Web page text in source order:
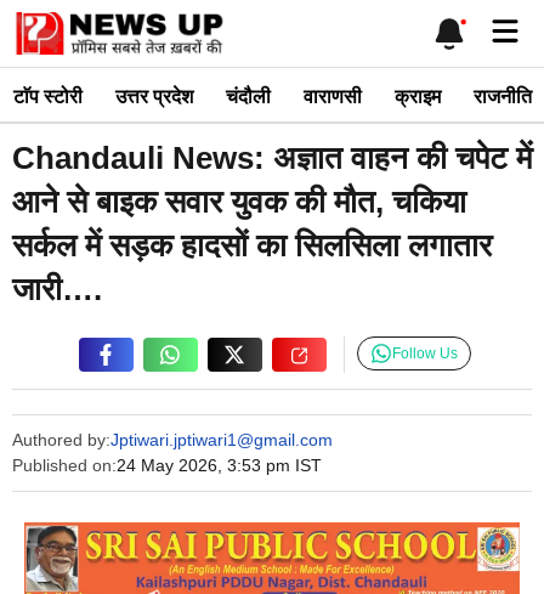
Skip
content
टाॅप स्टोरी उत्तर प्रदेश चंदौली वाराणसी क्राइम राजनीति
Chandauli News: अज्ञात वाहन की चपेट में
आने से बाइक सवार युवक की मौत, चकिया
सर्कल में सड़क हादसों का सिलसिला लगातार
जारी….
Authored by:Jptiwari.jptiwari1@gmail.com
Published on:24 May 2026, 3:53 pm IST
Follow Us